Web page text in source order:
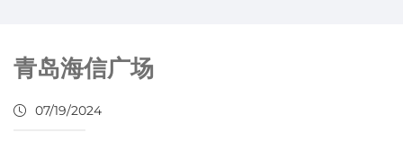
青岛海信广场
07/19/2024